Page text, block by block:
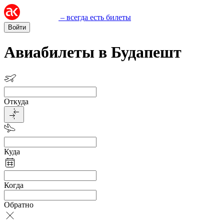
– всегда есть билеты
Войти
Авиабилеты в Будапешт
Откуда
Куда
Когда
Обратно